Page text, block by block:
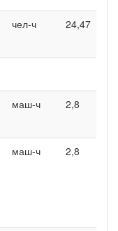
чел-ч 24,47
маш-ч 2,8
маш-ч 2,8